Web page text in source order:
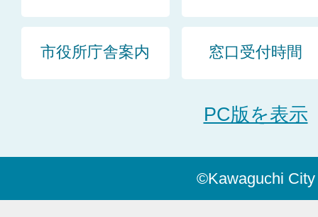
市役所庁舎案内 窓口受付時間
PC版を表示
©Kawaguchi City